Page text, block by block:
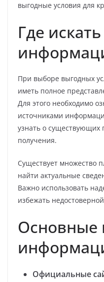
выгодные условия для
Где искать
При выборе выгодных
иметь полное
Для этого необходимо
источниками
узнать о существующих
получения.
Существует множество
найти актуальные
Важно использовать
избежать
Основные
Официальные